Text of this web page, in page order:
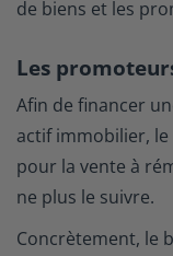
de biens et les
Les
Afin de financer
actif immobilier,
pour la vente à
ne plus le suivre.
Concrètement, le